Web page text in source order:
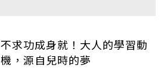
不求功成身就！大人的學習動
機，源自兒時的夢